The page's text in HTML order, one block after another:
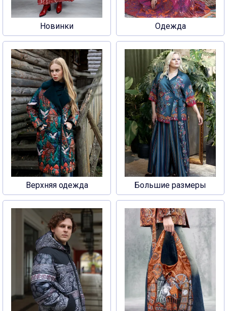
Новинки Одежда
Верхняя одежда Большие размеры